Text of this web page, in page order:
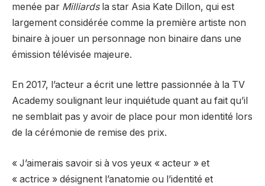
menée par Milliardsla star Asia Kate Dillon, qui est
largement considérée comme la première artiste non
binaire à jouer un personnage non binaire dans une
émission télévisée majeure.
En 2017, l’acteur a écrit une lettre passionnée à la TV
Academy soulignant leur inquiétude quant au fait qu’il
ne semblait pas y avoir de place pour mon identité lors
de la cérémonie de remise des prix.
« J’aimerais savoir si à vos yeux « acteur » et
« actrice » désignent l’anatomie ou l’identité et